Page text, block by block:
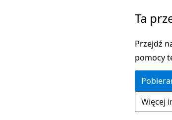
Ta
Przejdź
pomocy
Więcej